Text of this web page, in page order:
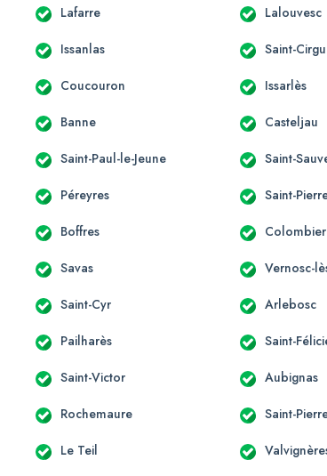
Lafarre Lalouvesc
Issanlas Saint-
Coucouron Issarlès
Banne Casteljau
Saint-Paul-le-Jeune Saint-
Péreyres Saint-
Boffres
Savas Vernosc-
Saint-Cyr Arlebosc
Pailharès Saint-
Saint-Victor Aubignas
Rochemaure Saint-
Le Teil